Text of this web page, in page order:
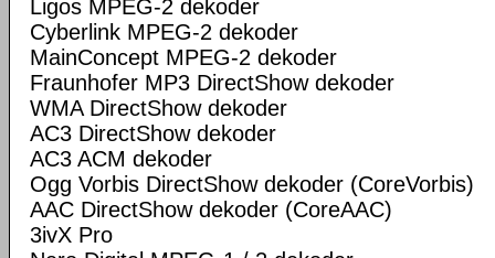
Ligos MPEG-2 dekoder
Cyberlink MPEG-2 dekoder
MainConcept MPEG-2 dekoder
Fraunhofer MP3 DirectShow dekoder
WMA DirectShow dekoder
AC3 DirectShow dekoder
AC3 ACM dekoder
Ogg Vorbis DirectShow dekoder (CoreVorbis)
AAC DirectShow dekoder (CoreAAC)
3ivX Pro